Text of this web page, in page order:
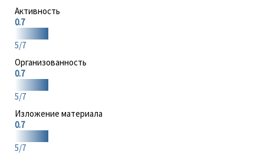
Активность
0.7
5/7
Организованность
0.7
5/7
Изложение материала
0.7
5/7